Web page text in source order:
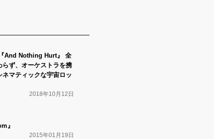
And Nothing Hurt』 全
ず、オーケストラを携
マティックな宇宙ロッ
2018年10月12日
』
2015年01月19日